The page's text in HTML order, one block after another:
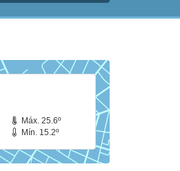
Máx. 25.6º
Mín. 15.2º